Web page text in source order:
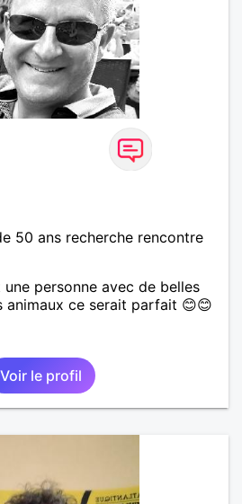
50 ans recherche rencontre
personne avec de belles
animaux ce serait parfait 😊😊
Voir le profil